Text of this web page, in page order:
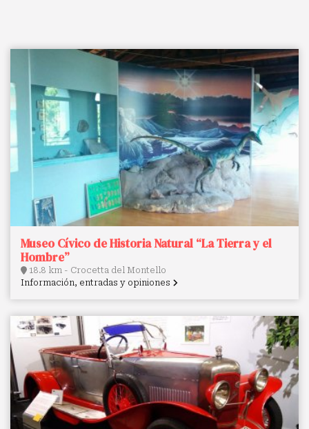
Museo Cívico de Historia Natural “La Tierra y el
Hombre”
18.8 km - Crocetta del Montello
Información, entradas y opiniones